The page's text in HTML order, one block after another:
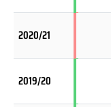
2020/21
2019/20